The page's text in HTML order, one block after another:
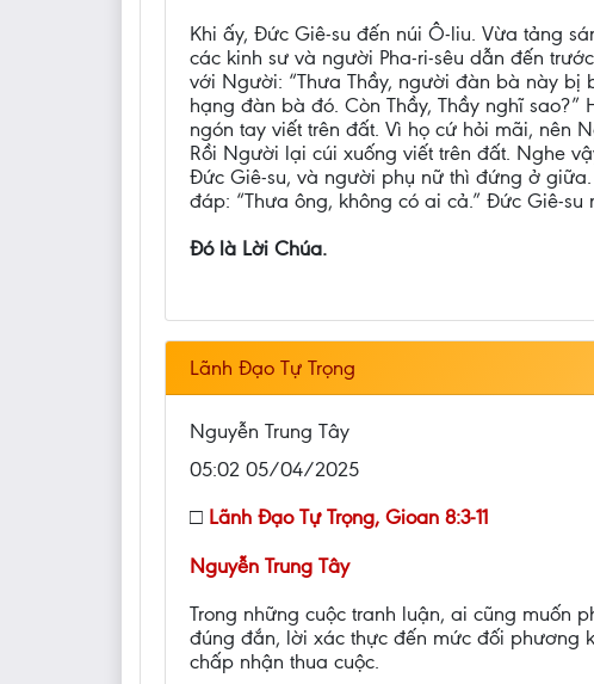
Khi ấy, Đức Giê-su đến núi Ô-liu. Vừa tảng
các kinh sư và người Pha-ri-sêu dẫn đến
với Người: “Thưa Thầy, người đàn bà này bị
hạng đàn bà đó. Còn Thầy, Thầy nghĩ
ngón tay viết trên đất. Vì họ cứ hỏi mãi, nên
Rồi Người lại cúi xuống viết trên đất. Nghe
Đức Giê-su, và người phụ nữ thì đứng ở
đáp: “Thưa ông, không có ai cả.” Đức Giê-
Đó là Lời Chúa.
Lãnh Đạo Tự Trọng
Nguyễn Trung Tây
05:02 05/04/2025
□ Lãnh Đạo Tự Trọng, Gioan 8:3-11
Nguyễn Trung Tây
Trong những cuộc tranh luận, ai cũng muốn
đúng đắn, lời xác thực đến mức đối phương
chấp nhận thua cuộc.